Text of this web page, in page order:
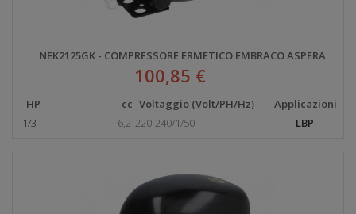
NEK2125GK - COMPRESSORE ERMETICO EMBRACO ASPERA
100,85 €
HP cc Voltaggio (Volt/PH/Hz)
Applicazioni
1/3
6,2 220-240/1/50 LBP